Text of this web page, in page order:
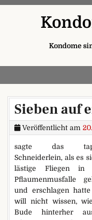
Kondome
Sieben auf
Veröffentlicht am
sagte das
Schneiderlein, als es
lästige Fliegen in
Pflaumenmusfalle
und erschlagen
will nicht wissen,
Bude hinterher